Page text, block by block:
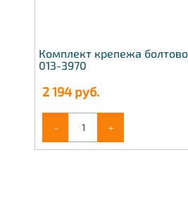
Комплект крепежа
013-3970
2 194руб.
- +